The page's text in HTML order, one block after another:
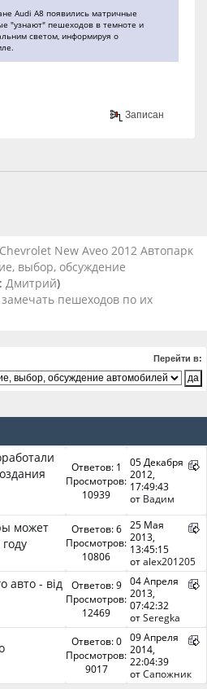
Audi A8 появились матричные
"узнают" пешеходов в темноте и
светом, информируя о
Записан
Chevrolet New Aveo 2012 Автопарк
выбор, обсуждение
Дмитрий)
пешеходов по их
Перейти в:
Ответов: 1
Просмотров:
10939
05 Декабря
2012,
17:49:43
от Вадим
может
Ответов: 6
Просмотров:
10806
25 Мая
2013,
13:45:15
отalex201205
авто - від
Ответов: 9
Просмотров:
12469
04 Апреля
2013,
07:42:32
отSeregka
Ответов: 0
Просмотров:
9017
09 Апреля
2014,
22:04:39
отСапожник